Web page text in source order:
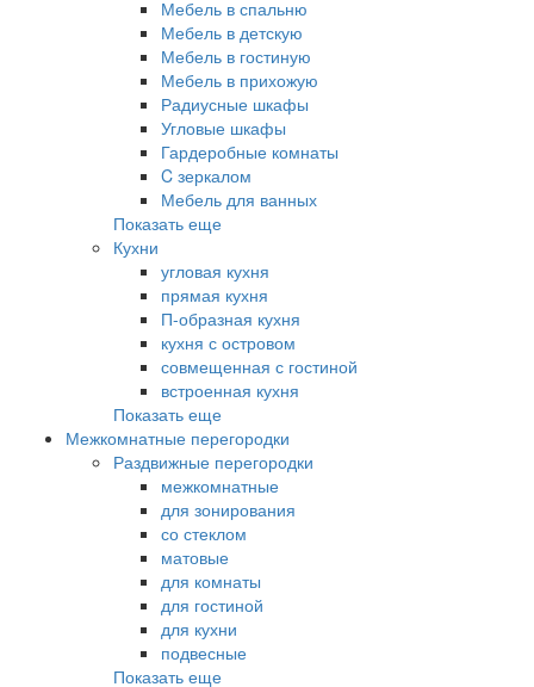
Мебель в спальню
Мебель в детскую
Мебель в гостиную
Мебель в прихожую
Радиусные шкафы
Угловые шкафы
Гардеробные комнаты
C зеркалом
Мебель для ванных
Показать еще
Кухни
угловая кухня
прямая кухня
П-образная кухня
кухня с островом
совмещенная с гостиной
встроенная кухня
Показать еще
Межкомнатные перегородки
Раздвижные перегородки
межкомнатные
для зонирования
со стеклом
матовые
для комнаты
для гостиной
для кухни
подвесные
Показать еще